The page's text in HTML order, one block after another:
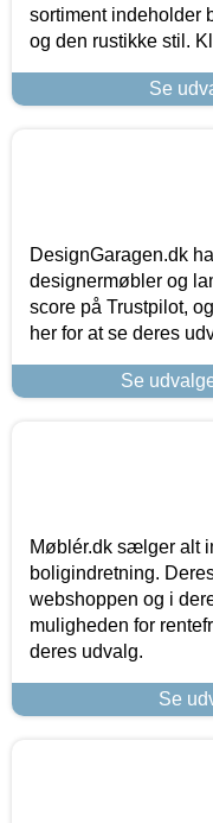
sortiment indeholder
og den rustikke stil.
Se
DesignGaragen.dk
designermøbler og
score på Trustpilot,
her for at se deres
Se
Møblér.dk sælger alt
boligindretning.
webshoppen og i
muligheden for
deres udvalg.
Se